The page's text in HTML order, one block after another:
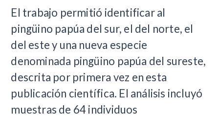
El trabajo permitió identificar al
pingüino papúa del sur, el del norte, el
del este y una nueva especie
denominada pingüino papúa del sureste,
descrita por primera vez en esta
publicación científica. El análisis incluyó
muestras de 64 individuos